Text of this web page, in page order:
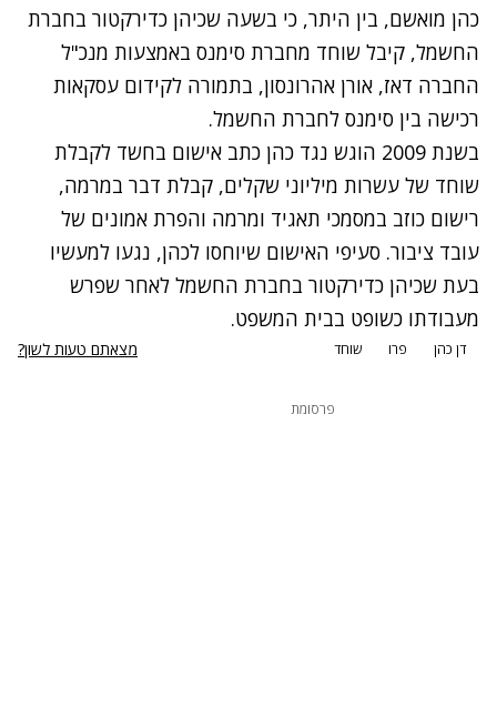
כהן מואשם, בין היתר, כי בשעה שכיהן כדירקטור בחברת
החשמל, קיבל שוחד מחברת סימנס באמצעות מנכ"ל
החברה דאז, אורן אהרונסון, בתמורה לקידום עסקאות
רכישה בין סימנס לחברת החשמל.
בשנת 2009 הוגש נגד כהן כתב אישום בחשד לקבלת
שוחד של עשרות מיליוני שקלים, קבלת דבר במרמה,
רישום כוזב במסמכי תאגיד ומרמה והפרת אמונים של
עובד ציבור. סעיפי האישום שיוחסו לכהן, נגעו למעשיו
בעת שכיהן כדירקטור בחברת החשמל לאחר שפרש
מעבודתו כשופט בבית המשפט.
דן כהן פרו שוחד מצאתם טעות לשון?
פרסומת